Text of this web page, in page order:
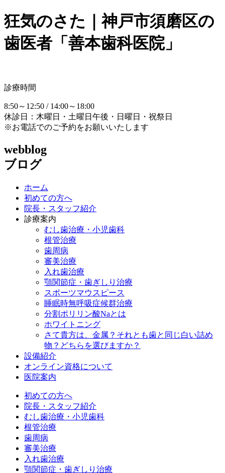
狂気のさた｜神戸市須磨区の
歯医者「善本歯科医院」
診療時間
8:50～12:50 / 14:00～18:00
休診日：木曜日・土曜日午後・日曜日・祝祭日
※お電話でのご予約をお願いいたします
webblog
ブログ
ホーム
初めての方へ
院長・スタッフ紹介
診療案内
むし歯治療・小児歯科
根管治療
歯周病
審美治療
入れ歯治療
顎関節症・歯ぎしり治療
スポーツマウスピース
睡眠時無呼吸症候群治療
分割ポリリン酸Naとは
ホワイトニング
さて貴方は、金属？それとも歯と同じ白い詰め
物？どちらを選びますか？
設備紹介
オンライン資格について
医院案内
初めての方へ
院長・スタッフ紹介
むし歯治療・小児歯科
根管治療
歯周病
審美治療
入れ歯治療
顎関節症・歯ぎしり治療